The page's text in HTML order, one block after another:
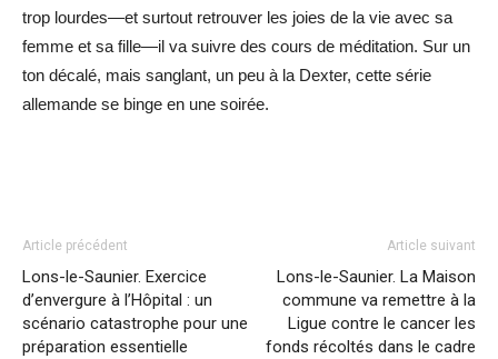
trop lourdes—et surtout retrouver les joies de la vie avec sa
femme et sa fille—il va suivre des cours de méditation. Sur un
ton décalé, mais sanglant, un peu à la Dexter, cette série
allemande se binge en une soirée.
Article précédent
Lons-le-Saunier. Exercice
d’envergure à l’Hôpital : un
scénario catastrophe pour une
préparation essentielle
Article suivant
Lons-le-Saunier. La Maison
commune va remettre à la
Ligue contre le cancer les
fonds récoltés dans le cadre